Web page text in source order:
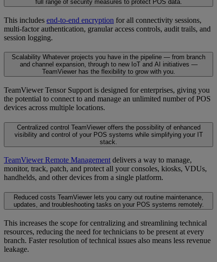
full range of security measures to protect POS data.
This includes end-to-end encryption for all connectivity sessions,
multi-factor authentication, granular access controls, audit trails, and
session logging.
Scalability Whatever projects you have in the pipeline — from branch
and channel expansion, through to new IoT and AI initiatives —
TeamViewer has the flexibility to grow with you.
TeamViewer Tensor Support is designed for enterprises, giving you
the potential to connect to and manage an unlimited number of POS
devices across multiple locations.
Centralized control TeamViewer offers the possibility of enhanced
visibility and control of your POS systems while simplifying your IT
stack.
TeamViewer Remote Managementdelivers a way to manage,
monitor, track, patch, and protect all your consoles, kiosks, VDUs,
handhelds, and other devices from a single platform.
Reduced costs TeamViewer lets you carry out routine maintenance,
updates, and troubleshooting tasks on your POS systems remotely.
This increases the scope for centralizing and streamlining technical
resources, reducing the need for technicians to be present at every
branch. Faster resolution of technical issues also means less revenue
leakage.